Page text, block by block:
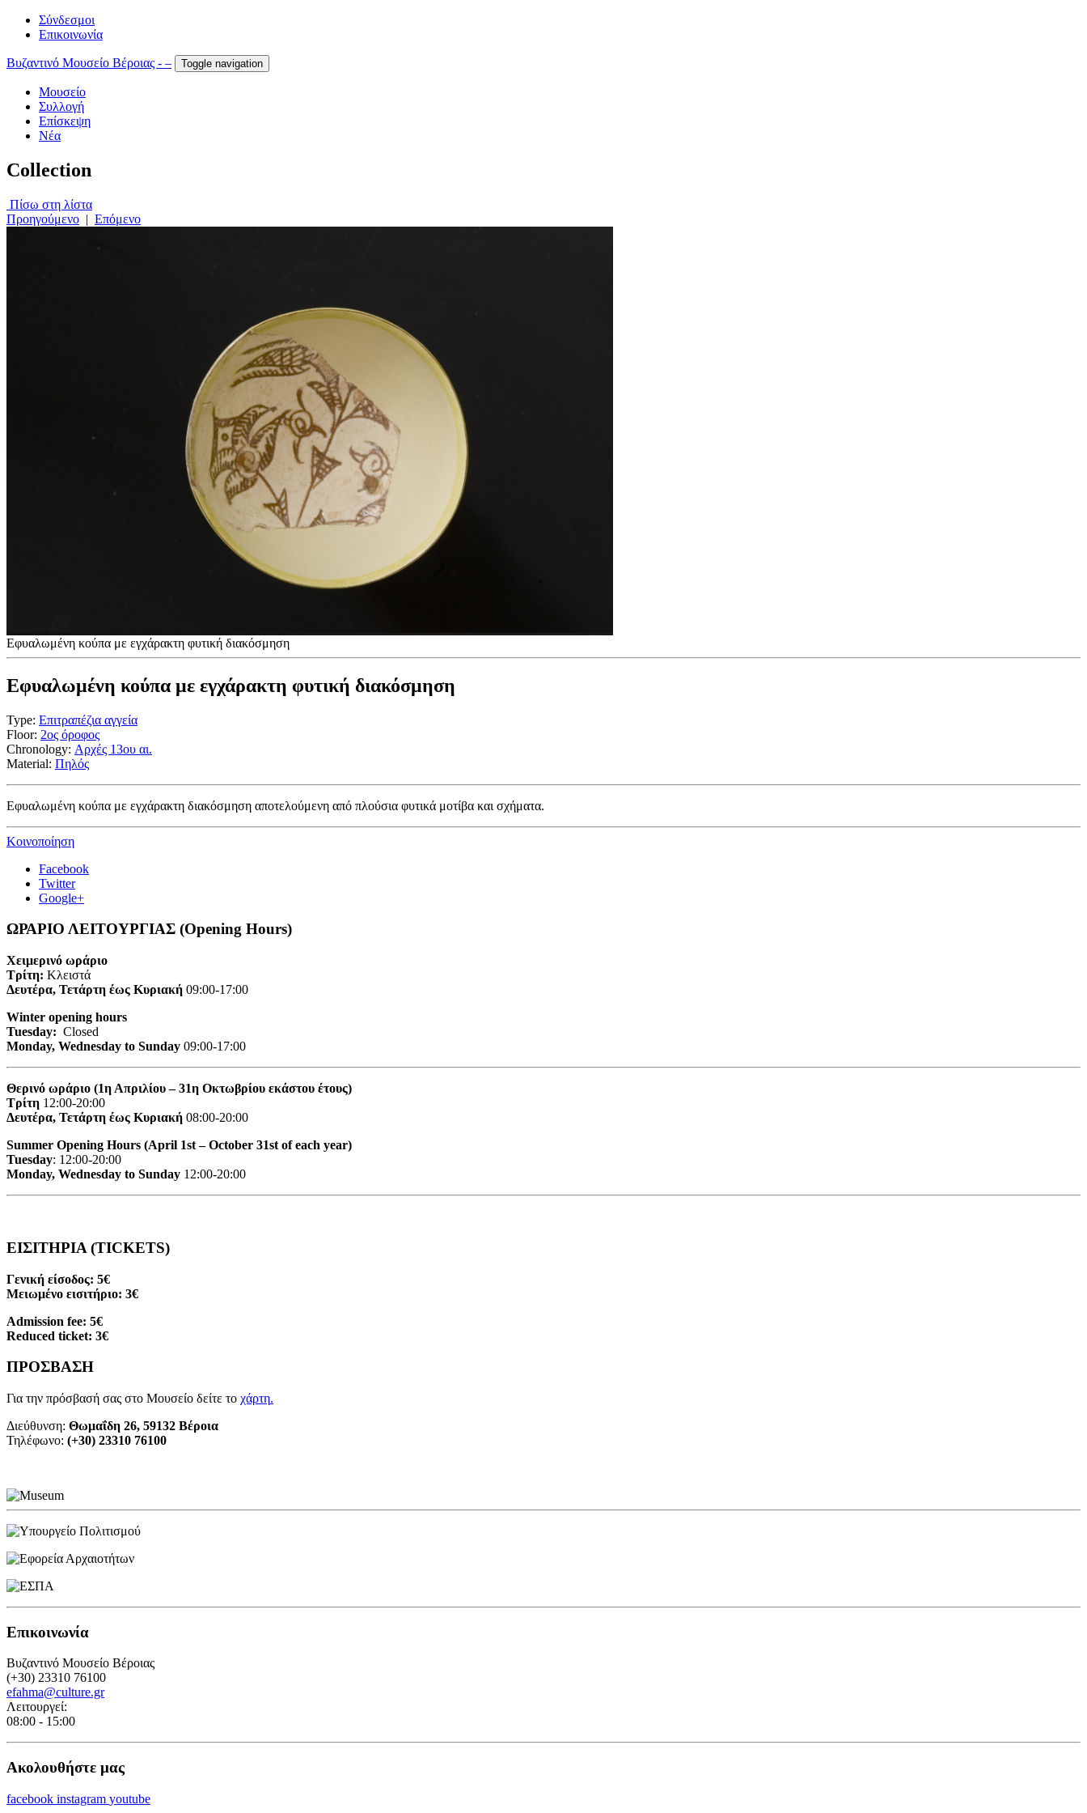
Σύνδεσμοι
Επικοινωνία
Βυζαντινό Μουσείο Βέροιας - – Toggle navigation
Μουσείο
Συλλογή
Επίσκεψη
Νέα
Collection
Πίσω στη λίστα
Προηγούμενο | Επόμενο
Εφυαλωμένη κούπα με εγχάρακτη φυτική διακόσμηση
Εφυαλωμένη κούπα με εγχάρακτη φυτική διακόσμηση
Type: Επιτραπέζια αγγεία
Floor: 2ος όροφος
Chronology: Αρχές 13ου αι.
Material: Πηλός
Εφυαλωμένη κούπα με εγχάρακτη διακόσμηση αποτελούμενη από πλούσια φυτικά μοτίβα και σχήματα.
Κοινοποίηση
Facebook
Twitter
Google+
ΩΡΑΡΙΟ ΛΕΙΤΟΥΡΓΙΑΣ (Opening Hours)
Χειμερινό ωράριο
Τρίτη: Κλειστά
Δευτέρα, Τετάρτη έως Κυριακή 09:00-17:00
Winter opening hours
Tuesday: Closed
Monday, Wednesday to Sunday 09:00-17:00
Θερινό ωράριο (1η Απριλίου – 31η Οκτωβρίου εκάστου έτους)
Τρίτη 12:00-20:00
Δευτέρα, Τετάρτη έως Κυριακή 08:00-20:00
Summer Opening Hours (April 1st – October 31st of each year)
Tuesday: 12:00-20:00
Monday, Wednesday to Sunday 12:00-20:00
ΕΙΣΙΤΗΡΙΑ (TICKETS)
Γενική είσοδος: 5€
Μειωμένο εισιτήριο: 3€
Admission fee: 5€
Reduced ticket: 3€
ΠΡΟΣΒΑΣΗ
Για την πρόσβασή σας στο Μουσείο δείτε το χάρτη.
Διεύθυνση: Θωμαΐδη 26, 59132 Βέροια
Τηλέφωνο: (+30) 23310 76100
Επικοινωνία
Βυζαντινό Μουσείο Βέροιας
(+30) 23310 76100
efahma@culture.gr
Λειτουργεί:
08:00 - 15:00
Ακολουθήστε μας
facebook instagram youtube